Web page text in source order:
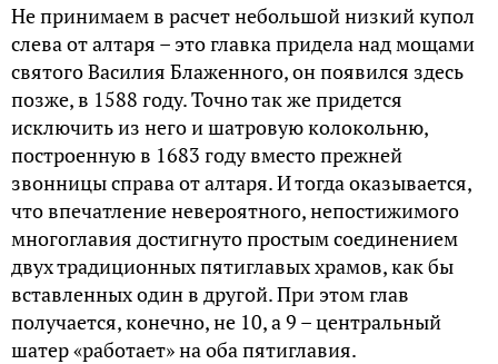
Не принимаем в расчет небольшой низкий купол
слева от алтаря – это главка придела над мощами
святого Василия Блаженного, он появился здесь
позже, в 1588 году. Точно так же придется
исключить из него и шатровую колокольню,
построенную в 1683 году вместо прежней
звонницы справа от алтаря. И тогда оказывается,
что впечатление невероятного, непостижимого
многоглавия достигнуто простым соединением
двух традиционных пятиглавых храмов, как бы
вставленных один в другой. При этом глав
получается, конечно, не 10, а 9 – центральный
шатер «работает» на оба пятиглавия.